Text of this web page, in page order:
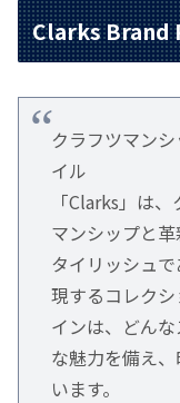
Clarks Brand
クラフツマン
イル
「Clarks」は
マンシップと
タイリッシュ
現するコレク
インは、どん
な魅力を備え
います。